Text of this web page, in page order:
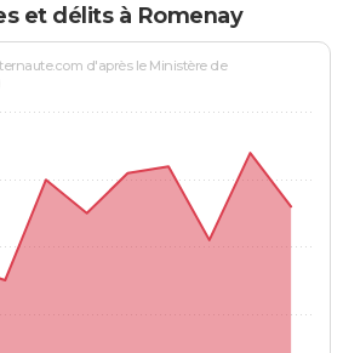
et délits à Romenay
d'après le Ministère de